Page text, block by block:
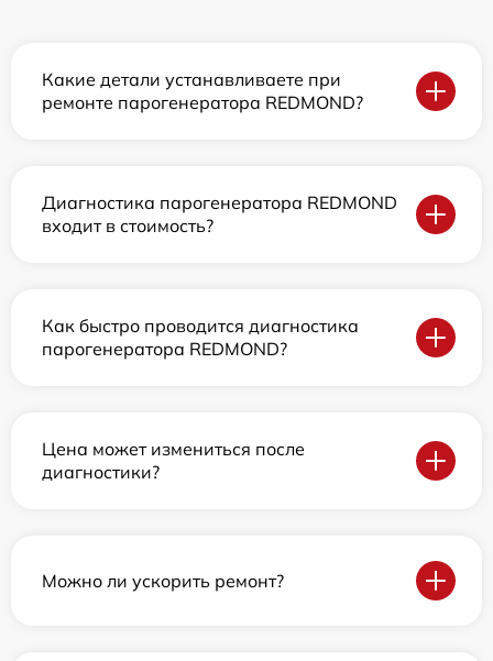
Какие детали устанавливаете при
ремонте парогенератора REDMOND?
Диагностика парогенератора REDMOND
входит в стоимость?
Как быстро проводится диагностика
парогенератора REDMOND?
Цена может измениться после
диагностики?
Можно ли ускорить ремонт?